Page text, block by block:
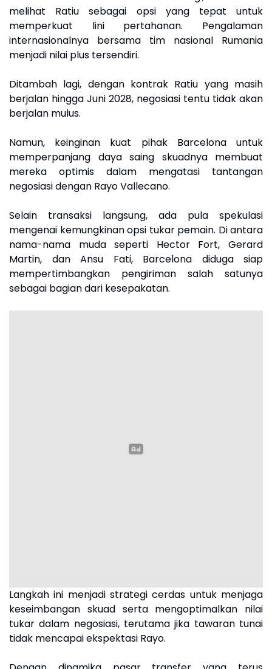
melihat Ratiu sebagai opsi yang tepat untuk
memperkuat lini pertahanan. Pengalaman
internasionalnya bersama tim nasional Rumania
menjadi nilai plus tersendiri.
Ditambah lagi, dengan kontrak Ratiu yang masih
berjalan hingga Juni 2028, negosiasi tentu tidak akan
berjalan mulus.
Namun, keinginan kuat pihak Barcelona untuk
memperpanjang daya saing skuadnya membuat
mereka optimis dalam mengatasi tantangan
negosiasi dengan Rayo Vallecano.
Selain transaksi langsung, ada pula spekulasi
mengenai kemungkinan opsi tukar pemain. Di antara
nama-nama muda seperti Hector Fort, Gerard
Martin, dan Ansu Fati, Barcelona diduga siap
mempertimbangkan pengiriman salah satunya
sebagai bagian dari kesepakatan.
Langkah ini menjadi strategi cerdas untuk menjaga
keseimbangan skuad serta mengoptimalkan nilai
tukar dalam negosiasi, terutama jika tawaran tunai
tidak mencapai ekspektasi Rayo.